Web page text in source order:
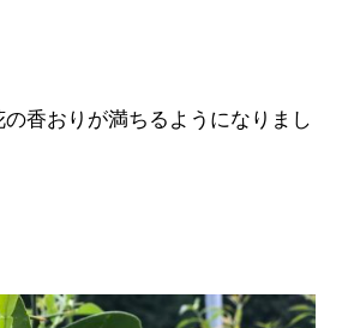
香おりが満ちるようになりまし